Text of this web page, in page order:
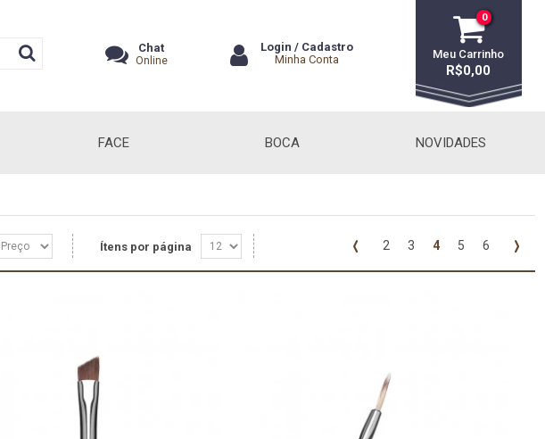
Chat
Online
Login / Cadastro
Minha Conta
0
Meu Carrinho
R$0,00
FACE BOCA NOVIDADES
Ítens por página 2 3 4 5 6